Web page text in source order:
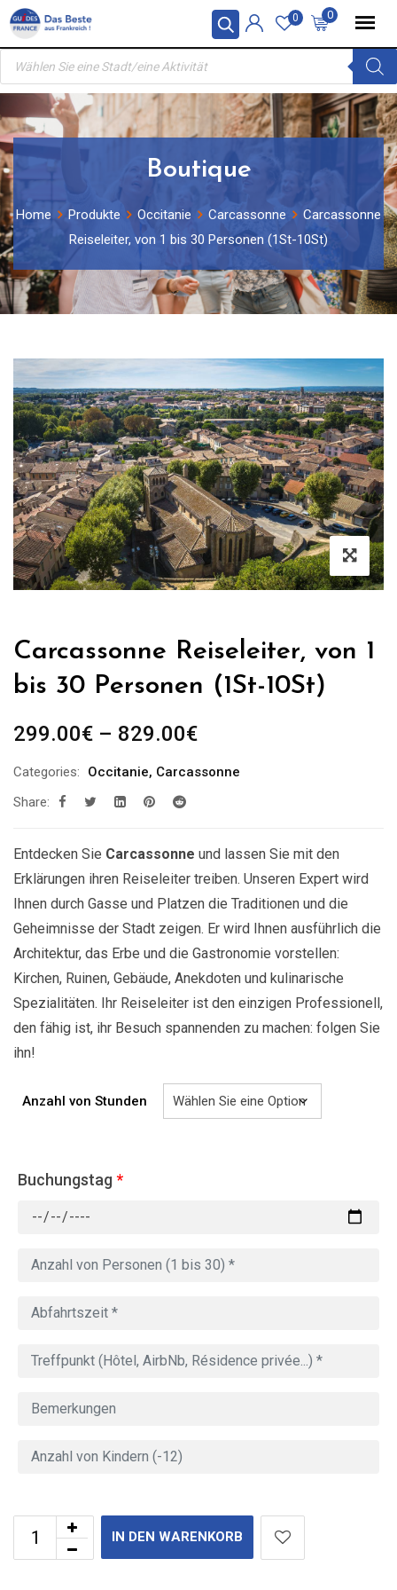
Skip
content
0
0
Products
search
Boutique
Home Produkte Occitanie Carcassonne
Carcassonne
Reiseleiter, von 1 bis 30 Personen (1St-10St)
Carcassonne Reiseleiter, von 1
bis 30 Personen (1St-10St)
299.00€ – 829.00€Preisspanne:
bis
Categories: Occitanie, Carcassonne
Share:
Entdecken Sie Carcassonne und lassen Sie mit den
Erklärungen ihren Reiseleiter treiben. Unseren Expert wird
Ihnen durch Gasse und Platzen die Traditionen und die
Geheimnisse der Stadt zeigen. Er wird Ihnen ausführlich die
Architektur, das Erbe und die Gastronomie vorstellen:
Kirchen, Ruinen, Gebäude, Anekdoten und kulinarische
Spezialitäten. Ihr Reiseleiter ist den einzigen Professionell,
den fähig ist, ihr Besuch spannenden zu machen: folgen Sie
ihn!
Anzahl von Stunden
Buchungstag*
IN DEN WARENKORB